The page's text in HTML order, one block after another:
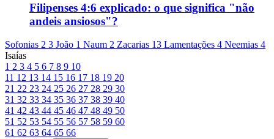
Filipenses 4:6 explicado: o que significa "não
andeis ansiosos"?
Sofonias 2 3 João 1 Naum 2 Zacarias 13 Lamentações 4 Neemias 4
Isaías
1 2 3 4 5 6 7 8 9 10
11 12 13 14 15 16 17 18 19 20
21 22 23 24 25 26 27 28 29 30
31 32 33 34 35 36 37 38 39 40
41 42 43 44 45 46 47 48 49 50
51 52 53 54 55 56 57 58 59 60
61 62 63 64 65 66